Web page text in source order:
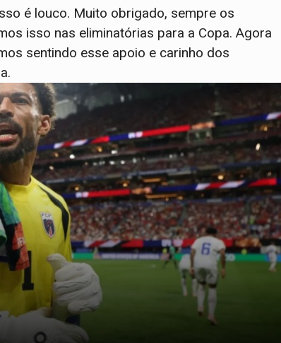
é louco. Muito obrigado, sempre os
isso nas eliminatórias para a Copa. Agora
sentindo esse apoio e carinho dos